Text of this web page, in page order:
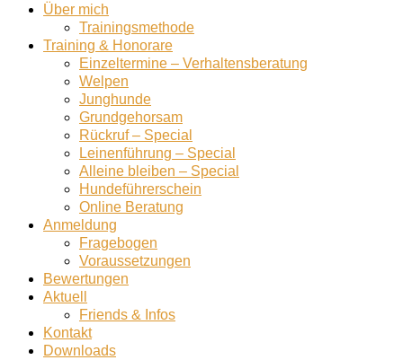
Über mich
Trainingsmethode
Training & Honorare
Einzeltermine – Verhaltensberatung
Welpen
Junghunde
Grundgehorsam
Rückruf – Special
Leinenführung – Special
Alleine bleiben – Special
Hundeführerschein
Online Beratung
Anmeldung
Fragebogen
Voraussetzungen
Bewertungen
Aktuell
Friends & Infos
Kontakt
Downloads